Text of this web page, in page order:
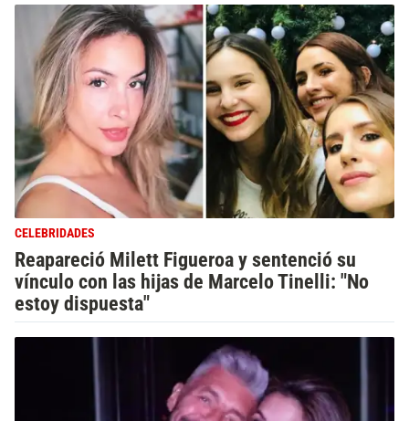
CELEBRIDADES
Reapareció Milett Figueroa y sentenció su
vínculo con las hijas de Marcelo Tinelli: "No
estoy dispuesta"